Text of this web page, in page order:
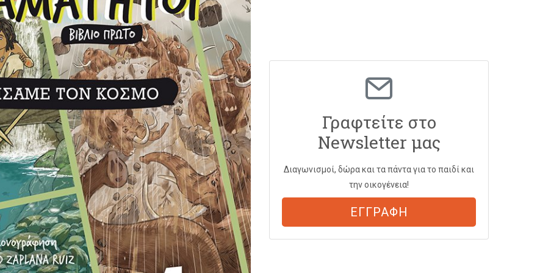
Γραφτείτε στο
Newsletter μας
Διαγωνισμοί, δώρα και τα πάντα για το παιδί και
την οικογένεια!
ΕΓΓΡΑΦΗ